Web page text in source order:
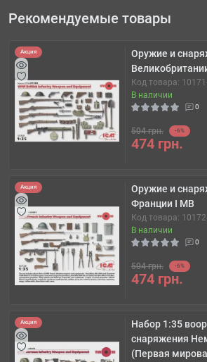
Рекомендуемые товары
Акция
Оружие и
Код товара:
В наличии
0
504 грн. -6%
474 грн.
Акция
Оружие и
Франции І МВ
Код товара:
В наличии
0
504 грн. -6%
474 грн.
Акция
Набор 1:35
снаряжения
(Первая